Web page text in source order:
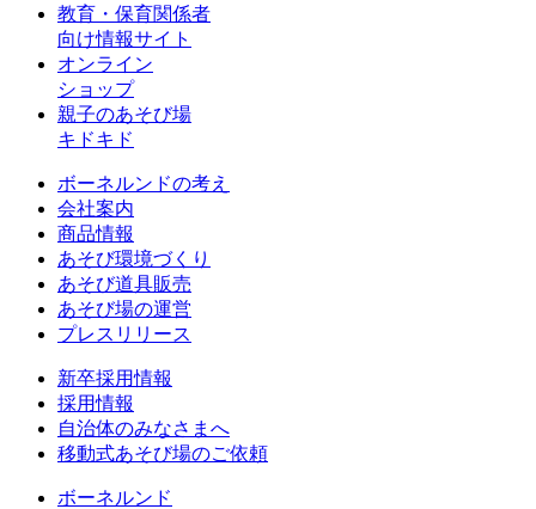
教育・保育関係者
向け情報サイト
オンライン
ショップ
親子のあそび場
キドキド
ボーネルンドの考え
会社案内
商品情報
あそび環境づくり
あそび道具販売
あそび場の運営
プレスリリース
新卒採用情報
採用情報
自治体のみなさまへ
移動式あそび場のご依頼
ボーネルンド